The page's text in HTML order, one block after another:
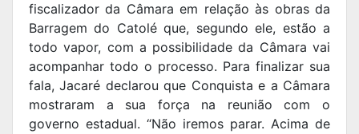
fiscalizador da Câmara em relação às obras da
Barragem do Catolé que, segundo ele, estão a
todo vapor, com a possibilidade da Câmara vai
acompanhar todo o processo. Para finalizar sua
fala, Jacaré declarou que Conquista e a Câmara
mostraram a sua força na reunião com o
governo estadual. “Não iremos parar. Acima de